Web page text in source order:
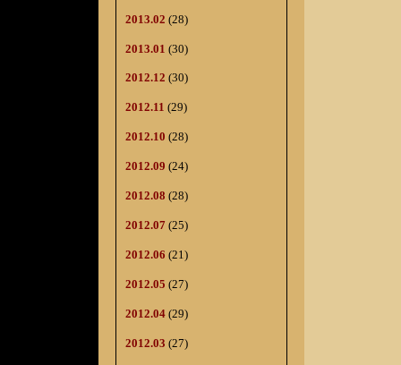
2013.02 (28)
2013.01 (30)
2012.12 (30)
2012.11 (29)
2012.10 (28)
2012.09 (24)
2012.08 (28)
2012.07 (25)
2012.06 (21)
2012.05 (27)
2012.04 (29)
2012.03 (27)